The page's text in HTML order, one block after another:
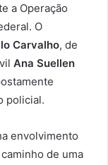
a Operação
O
Carvalho, de
Ana Suellen
policial.
envolvimento
de uma